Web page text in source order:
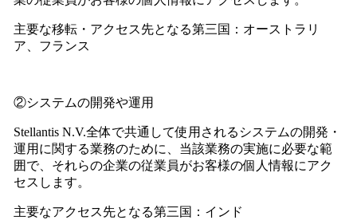
主要な移転・アクセス先となる第三国：オーストラリ
ア、フランス
②システムの開発や運用
Stellantis N.V.全体で共通して使用されるシステムの開発・
運用に関する業務のために、当該業務の実施に必要な範
囲で、それらの企業の従業員がお客様の個人情報にアク
セスします。
主要なアクセス先となる第三国：インド